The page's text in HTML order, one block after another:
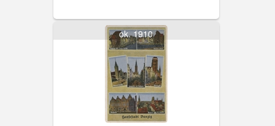
ok. 1910